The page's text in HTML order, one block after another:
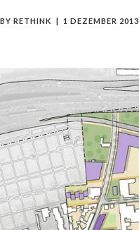
BY RETHINK 1 DEZEMBER 2013